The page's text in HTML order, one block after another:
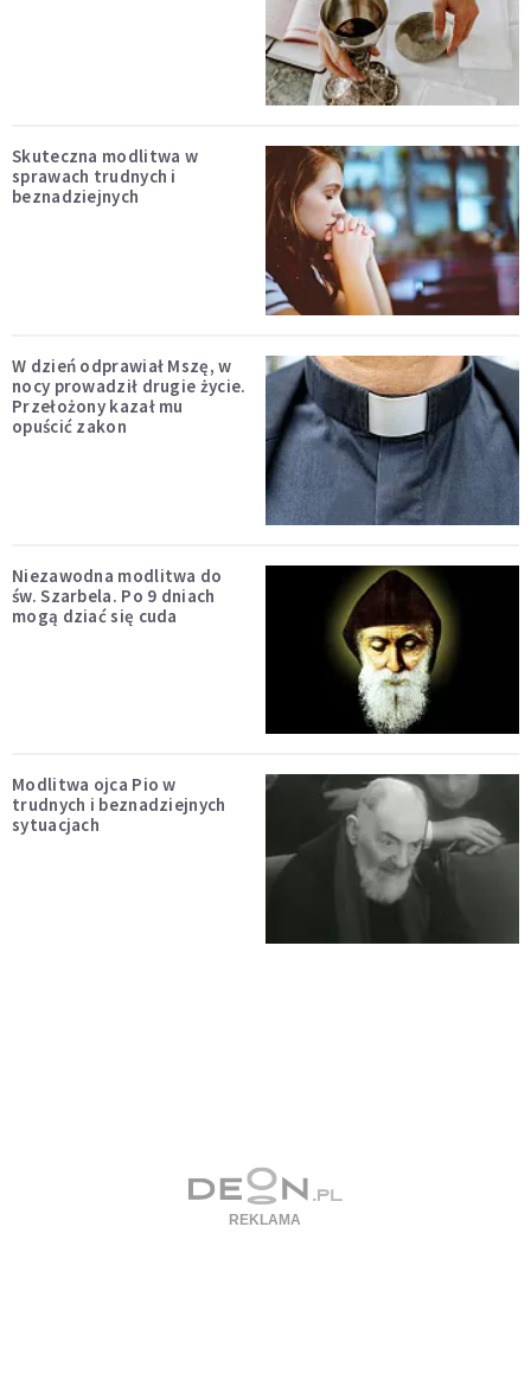
Skuteczna modlitwa w
sprawach trudnych i
beznadziejnych
W dzień odprawiał Mszę, w
nocy prowadził drugie życie.
Przełożony kazał mu
opuścić zakon
Niezawodna modlitwa do
św. Szarbela. Po 9 dniach
mogą dziać się cuda
Modlitwa ojca Pio w
trudnych i beznadziejnych
sytuacjach